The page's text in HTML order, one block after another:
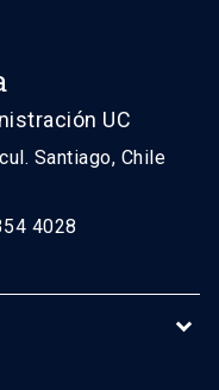
UC
Santiago, Chile
4028